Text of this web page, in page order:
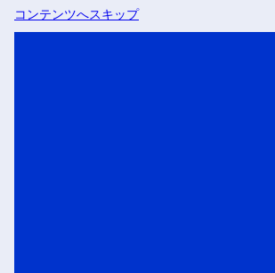
コンテンツへスキップ